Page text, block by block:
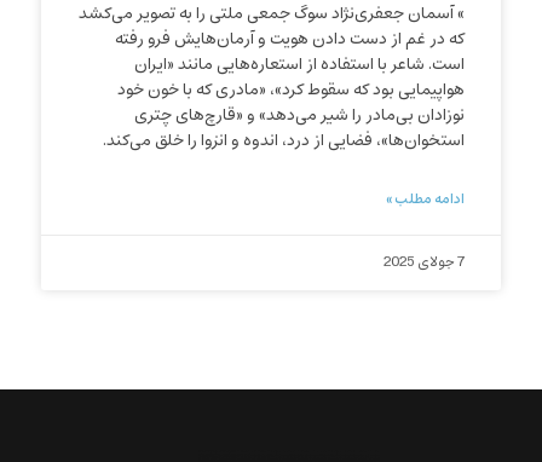
» آسمان جعفری‌نژاد سوگ جمعی ملتی را به تصویر می‌کشد
که در غم از دست دادن هویت و آرمان‌هایش فرو رفته
است. شاعر با استفاده از استعاره‌هایی مانند «ایران
هواپیمایی بود که سقوط کرد»، «مادری که با خون خود
نوزادان بی‌مادر را شیر می‌دهد» و «قارچ‌های چتری
استخوان‌ها»، فضایی از درد، اندوه و انزوا را خلق می‌کند.
ادامه مطلب »
7 جولای 2025